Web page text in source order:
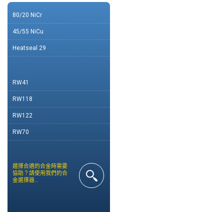
80/20 NiCr
45/55 NiCu
Heatseal 29
RW41
RW118
RW122
RW70
選擇合適的合金時需要
協助？請使用我們的合
金選擇器…